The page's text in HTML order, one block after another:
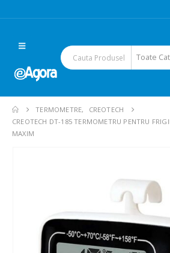
TERMOMETRE,
CREOTECH
CREOTECH DT-185 TERMOMETRU PENTRU
MAXIM